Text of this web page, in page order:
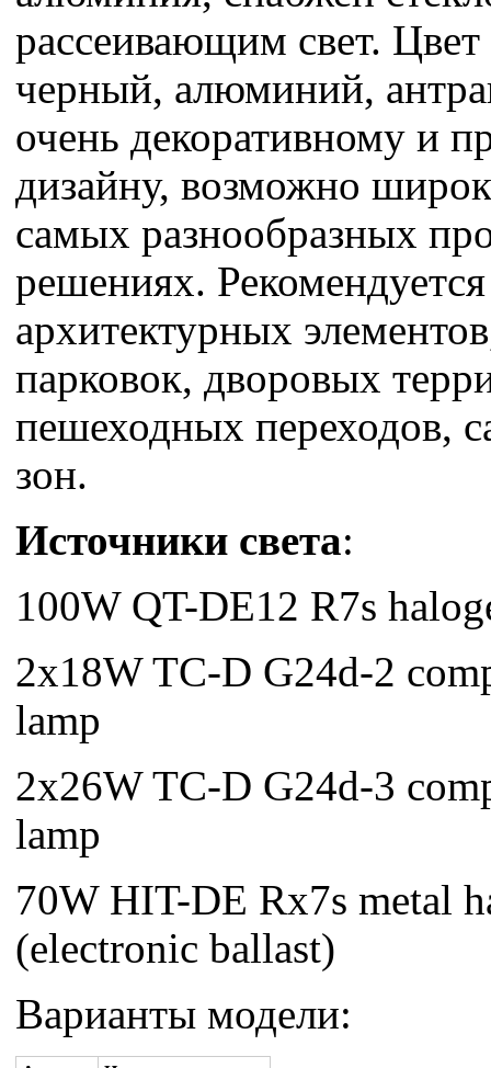
рассеивающим свет.
черный, алюминий,
очень декоративному и
дизайну, возможно
самых разнообразных
решениях.
архитектурных
парковок, дворовых
пешеходных переходов,
зон.
Источники света:
100W QT-DE12 R7s
2x18W TC-D G24d-2
lamp
2x26W TC-D G24d-3
lamp
70W HIT-DE Rx7s metal
(electronic ballast)
Варианты модели: